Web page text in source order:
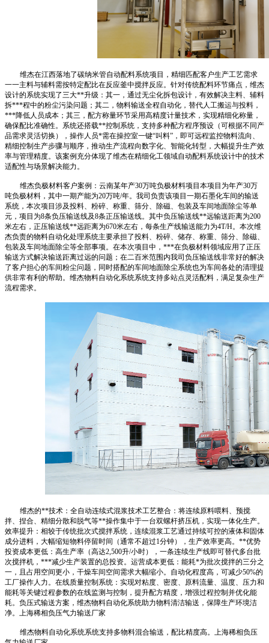
维杰在江西落地了碳纳米管自动配料系统项目，精细匹配客户生产工艺需求
一一主料与辅料需按特定配比在反应釜中搅拌反应。针对传统配料环节痛点，维杰
设计的系统实现了三大**升级：其一，通过无尘化拆包设计，有效解决主料、辅料
拆***程中的粉尘污染问题；其二，物料输送全程自动化，替代人工搬运与投料，
***降低人员成本；其三，配方称量环节采用高精度计量技术，实现精细化称量，
确保配比准确性。系统还搭载**控制系统，支持多种配方程序预设（可根据不同产
品需求灵活切换），操作人员*需在操控室一键“叫料”，即可远程监控物料流向、
精细控制生产步骤与顺序，推动生产流程向数字化、智能化转型，大幅提升生产效
率与管理精度。该案例充分体现了维杰在精细化工领域自动配料系统设计中的技术
适配性与场景解决能力。
维杰负极材料客户案例：云南某年产30万吨负极材料项目本项目为年产30万
吨负极材料，其中一期产能为20万吨/年。我司负责该项目一期石墨化车间的输送
系统，本次项目涉及投料、粉碎、称重、筛分、除磁、包装及车间地面除尘等单
元，项目为8条负压输送线及8条正压输送线。其中负压输送线**远输送距离为200
米左右，正压输送线**远距离为670米左右，每条生产线输送能力为4T/H。本次维
杰负责的物料自动化处理系统主要承担了投料、粉碎、储存、称重、筛分、除磁、
包装及车间地面除尘等全部事项。在本次项目中，***在负极材料领域应用了正压
输送方式解决输送距离过远的问题；在二百米范围内我司负压输送线非常好的解决
了客户担心的车间粉尘问题，同时搭配的车间地面除尘系统也为车间各处的清理提
供非常有利的帮助。维杰物料自动化系统系统支持多站点灵活配料，满足复杂生产
流程需求。
维杰的**技术：全自动连续式混浆技术工艺整合：将连续原料喂料、预搅
拌、捏合、精细分散和脱气等**操作集中于一台双螺杆挤压机，实现一体化生产。
效率提升：相较于传统批次式搅拌系统，连续混浆工艺通过持续可控的液体和固体
成分进料，大幅缩短物料停留时间（通常不超过1分钟），生产效率更高。**优势
投资成本更低：高生产率（高达2,500升/小时），一条连续生产线即可替代多台批
次搅拌机，***减少生产装置的总投资。运营成本更低：能耗*为批次搅拌的三分之
一，且占用空间更小，干燥车间空间需求大幅缩小。自动化程度高，可减少50%的
工厂操作人力。在线质量控制系统：实现对粘度、密度、原料流量、温度、压力和
能耗等关键过程参数的在线监测与控制，提升配方精度，增强过程控制并优化能
耗。负压式输送方案，维杰物料自动化系统助力物料清洁输送，保障生产环境洁
净。上海稀相负压气力输送厂家
维杰物料自动化系统系统支持多物料混合输送，配比精度高。上海稀相负压